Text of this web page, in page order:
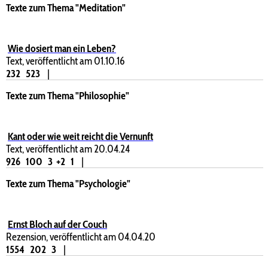
Texte zum Thema "Meditation"
Wie dosiert man ein Leben?
Text, veröffentlicht am 01.10.16
232 523
|
Texte zum Thema "Philosophie"
Kant oder wie weit reicht die Vernunft
Text, veröffentlicht am 20.04.24
926 100 3 +2 1
|
Texte zum Thema "Psychologie"
Ernst Bloch auf der Couch
Rezension, veröffentlicht am 04.04.20
1554 202 3
|